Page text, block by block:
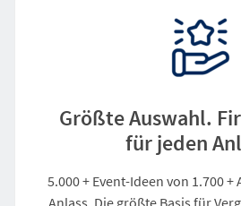
Größte Auswahl.
für jeden
5.000 + Event-Ideen von 1.700
Anlass. Die größte Basis für